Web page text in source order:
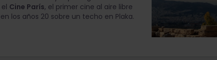
Cine París, el primer cine al aire libre
los años 20 sobre un techo en Plaka.